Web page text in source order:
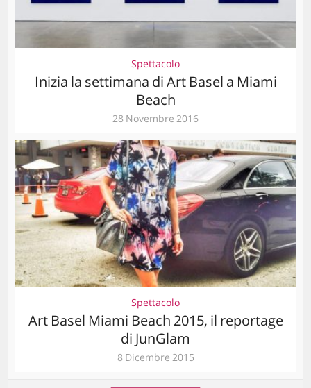
Spettacolo
Inizia la settimana di Art Basel a Miami
Beach
28 Novembre 2016
Spettacolo
Art Basel Miami Beach 2015, il reportage
di JunGlam
8 Dicembre 2015